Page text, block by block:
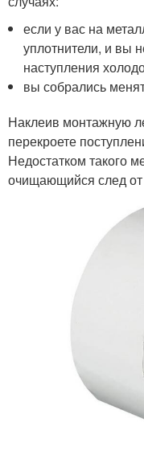
если у вас на
уплотнители, и вы
наступления
вы собрались
Наклеив монтажную
перекроете
Недостатком такого
очищающийся след